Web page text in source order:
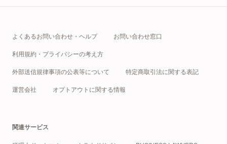
よくあるお問い合わせ・ヘルプ お問い合わせ窓口
利用規約・プライバシーの考え方
外部送信規律事項の公表等について 特定商取引法に関する表記
運営会社 オプトアウトに関する情報
関連サービス